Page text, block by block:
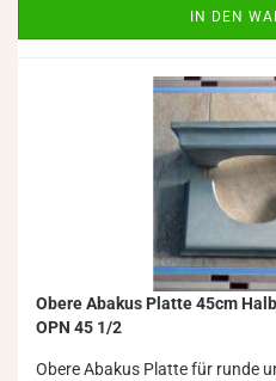
IN DEN
Obere Aba­kus Plat­te 45cm
OPN 45 1/2
Obere Aba­kus Plat­te für runde